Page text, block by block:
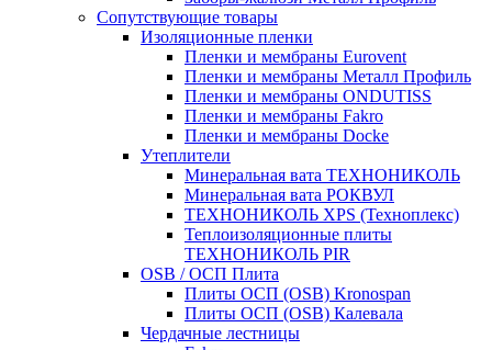
Сопутствующие товары
Изоляционные пленки
Пленки и мембраны Eurovent
Пленки и мембраны Металл Профиль
Пленки и мембраны ONDUTISS
Пленки и мембраны Fakro
Пленки и мембраны Docke
Утеплители
Минеральная вата ТЕХНОНИКОЛЬ
Минеральная вата РОКВУЛ
ТЕХНОНИКОЛЬ XPS (Техноплекс)
Теплоизоляционные плиты
ТЕХНОНИКОЛЬ PIR
OSB / ОСП Плита
Плиты ОСП (OSB) Kronospan
Плиты ОСП (OSB) Калевала
Чердачные лестницы